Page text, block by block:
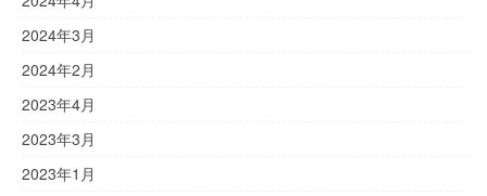
2024年3月
2024年2月
2023年4月
2023年3月
2023年1月